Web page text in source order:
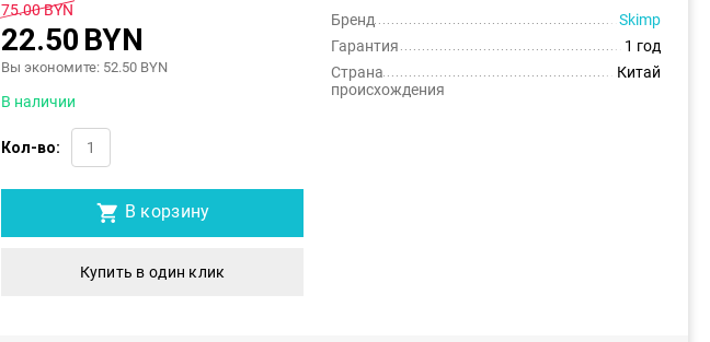
75.00BYN
22.50 BYN
Вы экономите: 52.50 BYN
В наличии
Кол-во:
В корзину
Купить в один клик
Бренд
Skimp
Гарантия
1 год
Страна
происхождения
Китай